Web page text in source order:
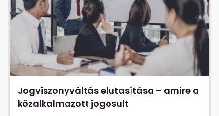
Jogviszonyváltás elutasítása – amire a
közalkalmazott jogosult